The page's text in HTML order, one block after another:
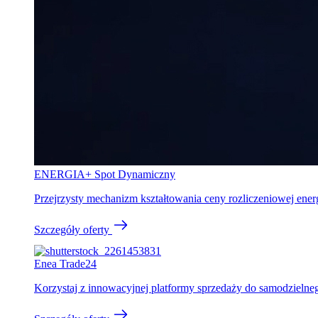
ENERGIA+ Spot Dynamiczny
Przejrzysty mechanizm kształtowania ceny rozliczeniowej
Szczegóły oferty
Enea Trade24
Korzystaj z innowacyjnej platformy sprzedaży do